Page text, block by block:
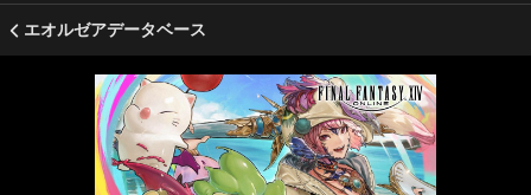
エオルゼアデータベース